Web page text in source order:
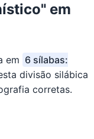
em
em 6 sílabas:
divisão silábica
corretas.